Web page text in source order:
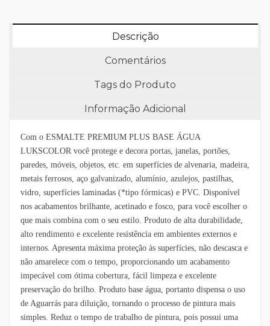
Descrição
Comentários
Tags do Produto
Informação Adicional
Com o ESMALTE PREMIUM PLUS BASE ÁGUA
LUKSCOLOR você protege e decora portas, janelas, portões,
paredes, móveis, objetos, etc. em superfícies de alvenaria, madeira,
metais ferrosos, aço galvanizado, alumínio, azulejos, pastilhas,
vidro, superfícies laminadas (*tipo fórmicas) e PVC. Disponível
nos acabamentos brilhante, acetinado e fosco, para você escolher o
que mais combina com o seu estilo. Produto de alta durabilidade,
alto rendimento e excelente resistência em ambientes externos e
internos. Apresenta máxima proteção às superfícies, não descasca e
não amarelece com o tempo, proporcionando um acabamento
impecável com ótima cobertura, fácil limpeza e excelente
preservação do brilho. Produto base água, portanto dispensa o uso
de Aguarrás para diluição, tornando o processo de pintura mais
simples. Reduz o tempo de trabalho de pintura, pois possui uma